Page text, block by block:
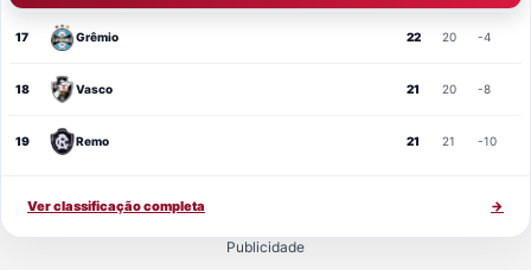
17 Grêmio 22 20 -4
18 Vasco 21 20 -8
19 Remo 21 21 -10
Ver classificação completa →
Publicidade